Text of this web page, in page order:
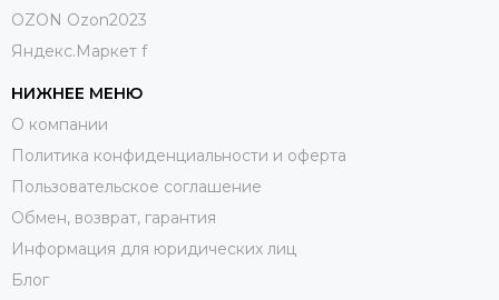
OZON Ozon2023
Яндекс.Маркет f
НИЖНЕЕ МЕНЮ
О компании
Политика конфиденциальности и оферта
Пользовательское соглашение
Обмен, возврат, гарантия
Информация для юридических лиц
Блог